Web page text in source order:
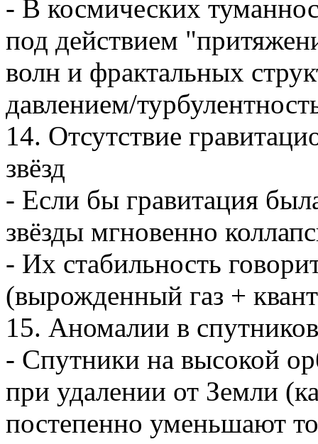
- В космических
под действием
волн и фрактальных
давлением/
14. Отсутствие
звёзд
- Если бы гравитация
звёзды мгновенно
- Их стабильность
(вырожденный газ +
15. Аномалии в
- Спутники на высокой
при удалении от Земли
постепенно уменьшают